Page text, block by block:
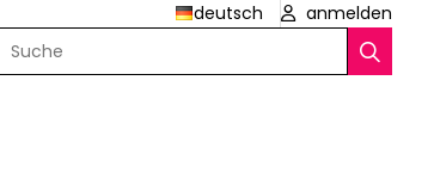
deutsch
anmelden
Suche